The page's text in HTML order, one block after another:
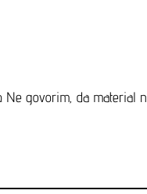
govorim, da material